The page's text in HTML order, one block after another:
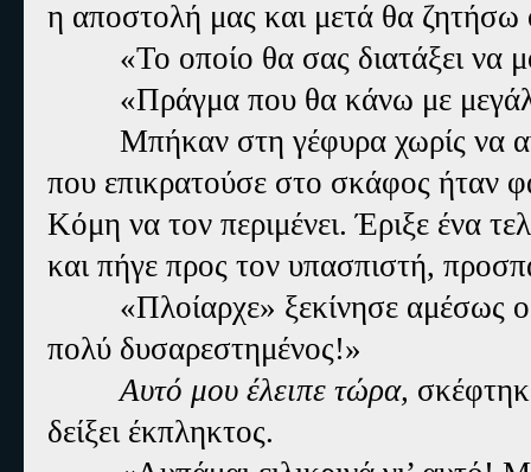
η αποστολή μας και μετά θα ζητήσω
«Το οποίο θα σας διατάξει να
«Πράγμα που θα κάνω με
Μπήκαν στη γέφυρα χωρίς να
που επικρατούσε στο σκάφος ήταν
Κόμη να τον περιμένει. Έριξε ένα
και πήγε προς τον υπασπιστή,
«Πλοίαρχε» ξεκίνησε αμέσως
πολύ δυσαρεστημένος!»
Αυτό μου έλειπε τώρα,
δείξει έκπληκτος.